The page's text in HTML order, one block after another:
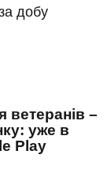
добу
ветеранів –
уже в
Play